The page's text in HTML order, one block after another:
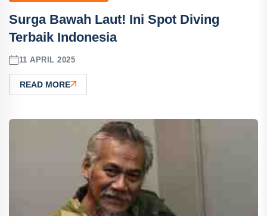
Surga Bawah Laut! Ini Spot Diving
Terbaik Indonesia
11 APRIL 2025
READ MORE